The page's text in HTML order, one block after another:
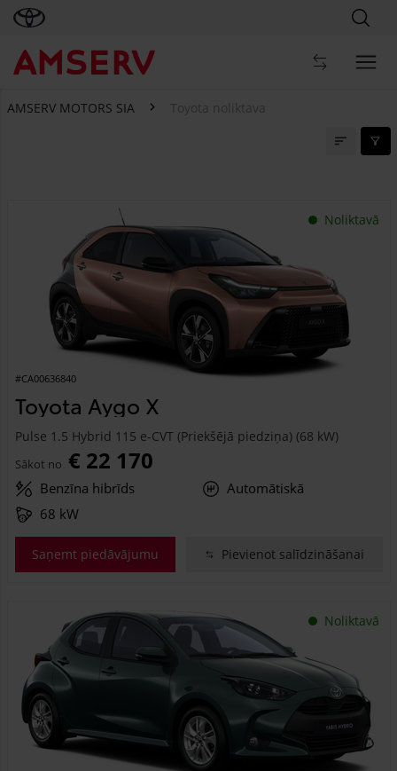
AMSERV MOTORS SIA Toyota noliktava
Noliktavā
#CA00636840
Toyota Aygo X
Pulse 1.5 Hybrid 115 e-CVT (Priekšējā piedziņa) (68 kW)
Sākot no € 22 170
Benzīna hibrīds
Automātiskā
68 kW
Saņemt piedāvājumu Pievienot salīdzināšanai
Noliktavā